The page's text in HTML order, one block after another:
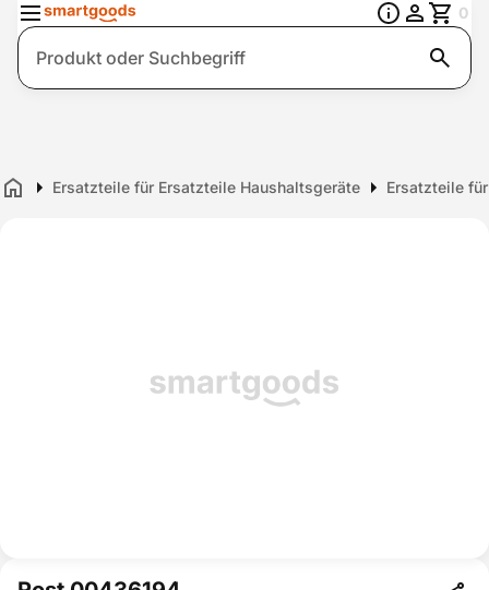
Suche
0
Home Ersatzteile für Ersatzteile Haushaltsgeräte Ersatzteile